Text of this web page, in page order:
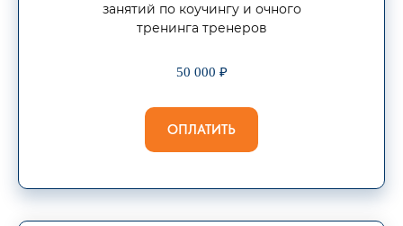
занятий по коучингу и очного
тренинга тренеров
50 000 ₽
ОПЛАТИТЬ